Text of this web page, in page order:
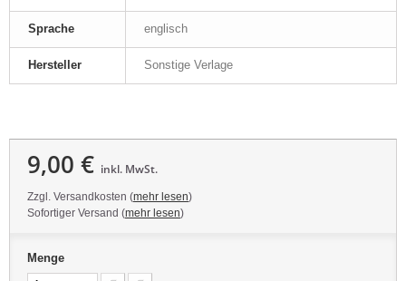
Sprache englisch
Hersteller Sonstige Verlage
9,00 € inkl. MwSt.
Zzgl. Versandkosten (mehr lesen)
Sofortiger Versand (mehr lesen)
Menge